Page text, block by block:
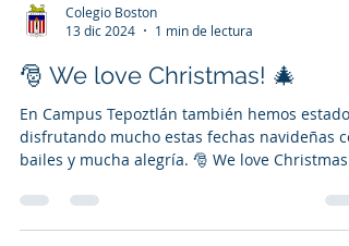
Colegio Boston
13 dic 2024
1 min de lectura
🎅 We love Christmas! 🎄
En Campus Tepoztlán también hemos estado
disfrutando mucho estas fechas navideñas